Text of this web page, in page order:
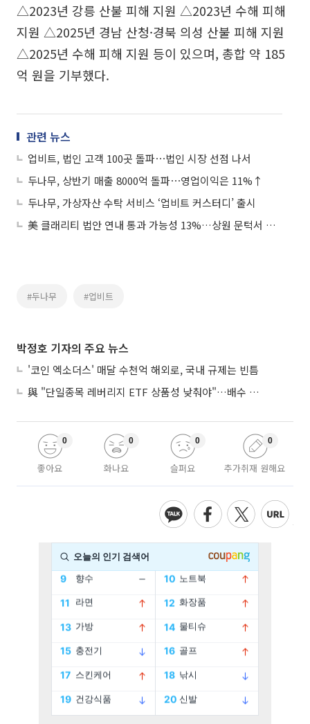
△2023년 강릉 산불 피해 지원 △2023년 수해 피해
지원 △2025년 경남 산청·경북 의성 산불 피해 지원
△2025년 수해 피해 지원 등이 있으며, 총합 약 185
억 원을 기부했다.
관련 뉴스
업비트, 법인 고객 100곳 돌파⋯법인 시장 선점 나서
두나무, 상반기 매출 8000억 돌파⋯영업이익은 11%↑
두나무, 가상자산 수탁 서비스 ‘업비트 커스터디’ 출시
美 클래리티 법안 연내 통과 가능성 13%…상원 문턱서 제동
#두나무 #업비트
박정호 기자의 주요 뉴스
'코인 엑소더스' 매달 수천억 해외로, 국내 규제는 빈틈
與 "단일종목 레버리지 ETF 상품성 낮춰야"…배수 조정안도 거론
좋아요
0
화나요
0
슬퍼요
0
추가취재 원해요
0